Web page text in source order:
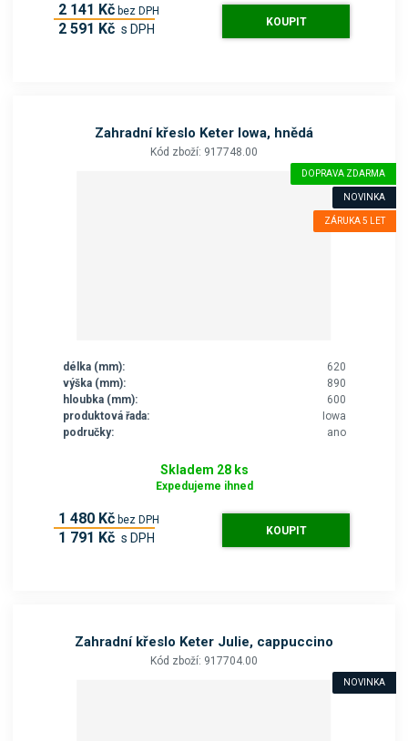
2 141 Kč bez DPH
2 591 Kč s DPH KOUPIT
Zahradní křeslo Keter Iowa, hnědá
Kód zboží: 917748.00
DOPRAVA ZDARMA
NOVINKA
ZÁRUKA 5 LET
délka (mm):
620
výška (mm):
890
hloubka (mm):
600
produktová řada:
Iowa
područky:
ano
Skladem 28 ks
Expedujeme ihned
1 480 Kč bez DPH
1 791 Kč s DPH KOUPIT
Zahradní křeslo Keter Julie, cappuccino
Kód zboží: 917704.00
NOVINKA